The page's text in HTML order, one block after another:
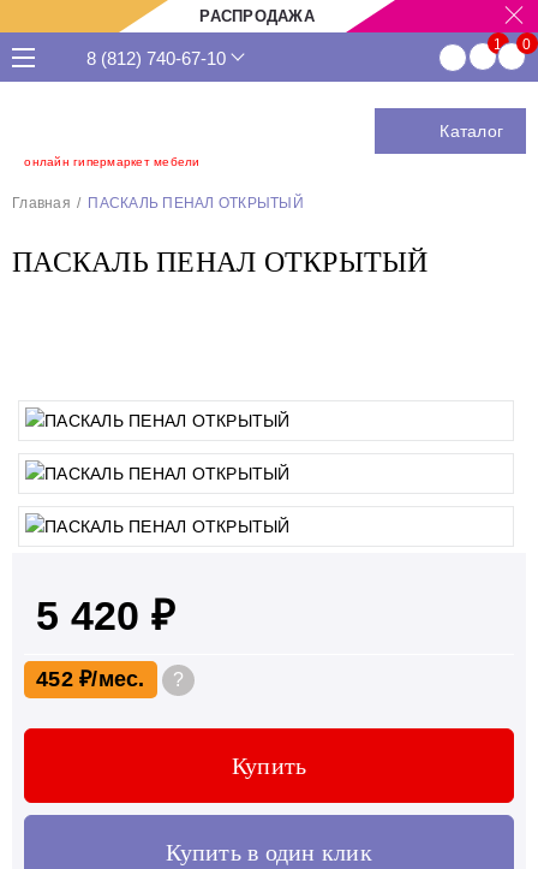
РАСПРОДАЖА
онлайн гипермаркет мебели
8 (812) 740-67-10
Каталог
Главная ПАСКАЛЬ ПЕНАЛ ОТКРЫТЫЙ
ПАСКАЛЬ ПЕНАЛ ОТКРЫТЫЙ
5 420 ₽
452 ₽ ?
Купить
Купить в один клик